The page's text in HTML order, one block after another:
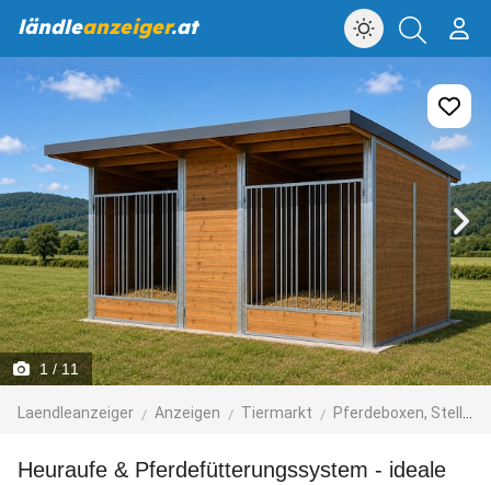
ländleanzeiger.at
1/ 11
Laendleanzeiger Anzeigen Tiermarkt Pferdeboxen, Stellplätze
Heuraufe & Pferdefütterungssystem - ideale